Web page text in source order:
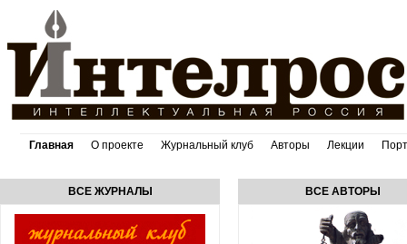
Главная О проекте Журнальный клуб Авторы Лекции
ВСЕ ЖУРНАЛЫ ВСЕ АВТОРЫ